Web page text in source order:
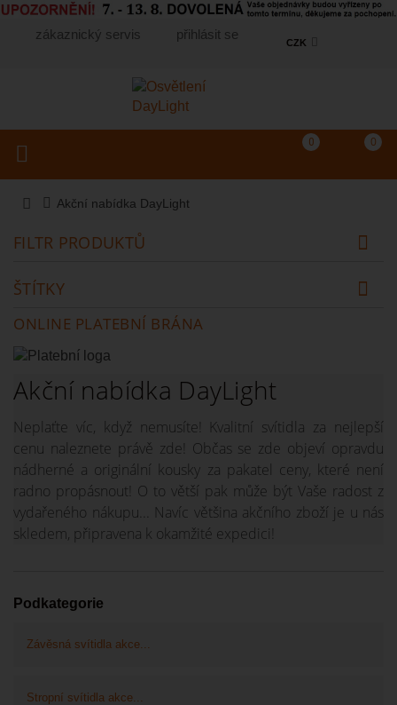
zákaznický servis přihlásit se
CZK
Košík 0
(prázdný)
0
Porovnání produktů
Toggle navigation
Akční nabídka DayLight
FILTR PRODUKTŮ
ŠTÍTKY
ONLINE PLATEBNÍ BRÁNA
Akční nabídka DayLight
Neplaťte víc, když nemusíte! Kvalitní svítidla za nejlepší
cenu naleznete právě zde! Občas se zde objeví opravdu
nádherné a originální kousky za pakatel ceny, které není
radno propásnout! O to větší pak může být Vaše radost z
vydařeného nákupu... Navíc většina akčního zboží je u nás
skledem, připravena k okamžité expedici!
Podkategorie
Závěsná svítidla akce...
Stropní svítidla akce...